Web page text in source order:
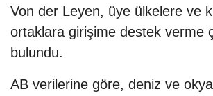
Von der Leyen, üye ülkelere ve
ortaklara girişime destek verme
bulundu.
AB verilerine göre, deniz ve